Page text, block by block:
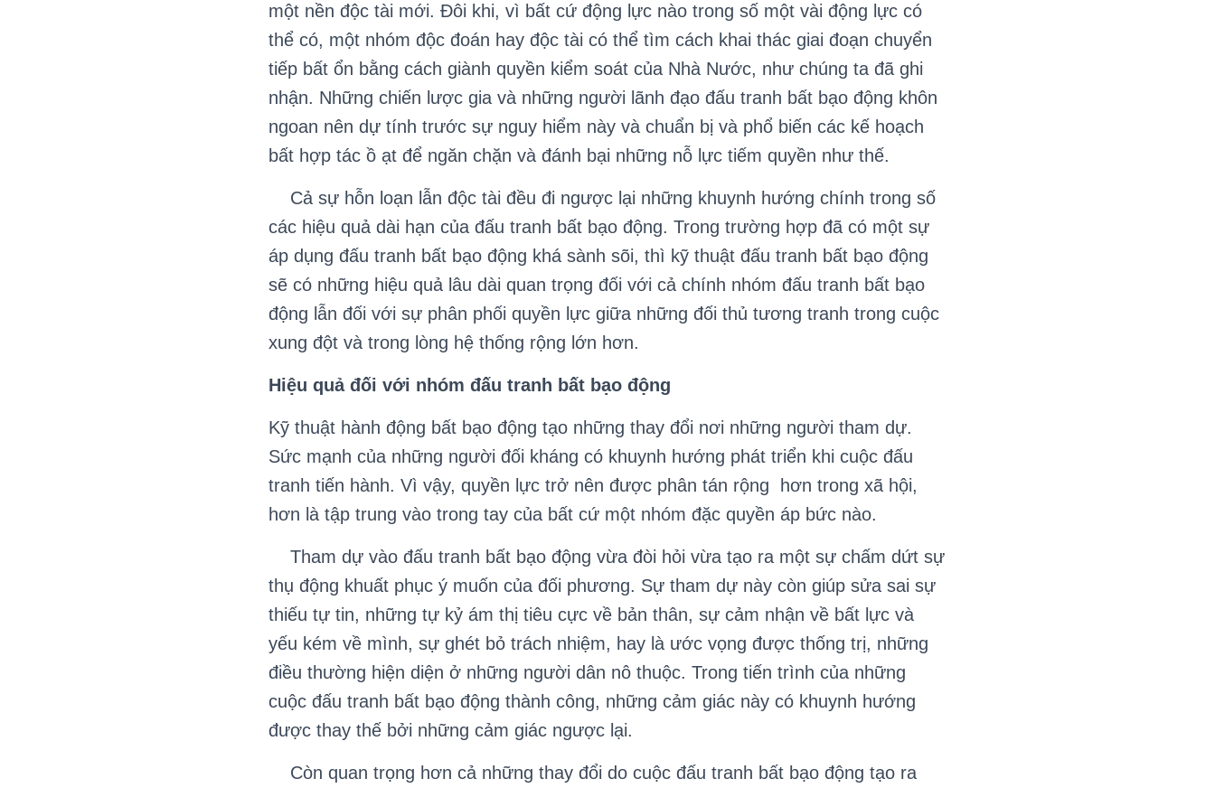
một nền độc tài mới. Đôi khi, vì bất cứ động lực nào trong số một vài động lực có
thể có, một nhóm độc đoán hay độc tài có thể tìm cách khai thác giai đoạn chuyển
tiếp bất ổn bằng cách giành quyền kiểm soát của Nhà Nước, như chúng ta đã ghi
nhận. Những chiến lược gia và những người lãnh đạo đấu tranh bất bạo động khôn
ngoan nên dự tính trước sự nguy hiểm này và chuẩn bị và phổ biến các kế hoạch
bất hợp tác ồ ạt để ngăn chặn và đánh bại những nỗ lực tiếm quyền như thế.
Cả sự hỗn loạn lẫn độc tài đều đi ngược lại những khuynh hướng chính trong số
các hiệu quả dài hạn của đấu tranh bất bạo động. Trong trường hợp đã có một sự
áp dụng đấu tranh bất bạo động khá sành sõi, thì kỹ thuật đấu tranh bất bạo động
sẽ có những hiệu quả lâu dài quan trọng đối với cả chính nhóm đấu tranh bất bạo
động lẫn đối với sự phân phối quyền lực giữa những đối thủ tương tranh trong cuộc
xung đột và trong lòng hệ thống rộng lớn hơn.
Hiệu quả đối với nhóm đấu tranh bất bạo động
Kỹ thuật hành động bất bạo động tạo những thay đổi nơi những người tham dự.
Sức mạnh của những người đối kháng có khuynh hướng phát triển khi cuộc đấu
tranh tiến hành. Vì vậy, quyền lực trở nên được phân tán rộng hơn trong xã hội,
hơn là tập trung vào trong tay của bất cứ một nhóm đặc quyền áp bức nào.
Tham dự vào đấu tranh bất bạo động vừa đòi hỏi vừa tạo ra một sự chấm dứt sự
thụ động khuất phục ý muốn của đối phương. Sự tham dự này còn giúp sửa sai sự
thiếu tự tin, những tự kỷ ám thị tiêu cực về bản thân, sự cảm nhận về bất lực và
yếu kém về mình, sự ghét bỏ trách nhiệm, hay là ước vọng được thống trị, những
điều thường hiện diện ở những người dân nô thuộc. Trong tiến trình của những
cuộc đấu tranh bất bạo động thành công, những cảm giác này có khuynh hướng
được thay thế bởi những cảm giác ngược lại.
Còn quan trọng hơn cả những thay đổi do cuộc đấu tranh bất bạo động tạo ra